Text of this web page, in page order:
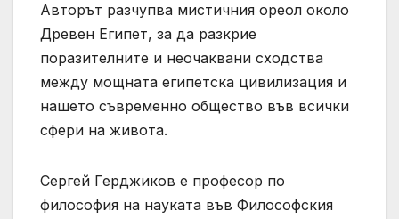
Авторът разчупва мистичния ореол около
Древен Египет, за да разкрие
поразителните и неочаквани сходства
между мощната египетска цивилизация и
нашето съвременно общество във всички
сфери на живота.
Сергей Герджиков е професор по
философия на науката във Философския